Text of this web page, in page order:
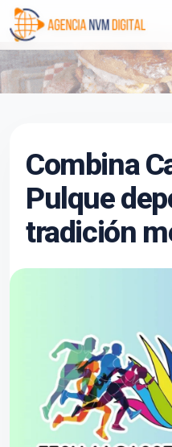
Combina
Pulque
tradición
Atencion al Cliente
Asistente conectado